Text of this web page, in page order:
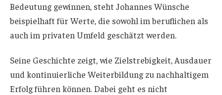
Bedeutung gewinnen, steht Johannes Wünsche
beispielhaft für Werte, die sowohl im beruflichen als
auch im privaten Umfeld geschätzt werden.
Seine Geschichte zeigt, wie Zielstrebigkeit, Ausdauer
und kontinuierliche Weiterbildung zu nachhaltigem
Erfolg führen können. Dabei geht es nicht